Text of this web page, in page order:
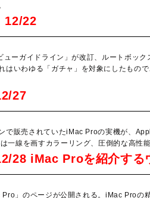
12/22
ューガイドライン」が改訂、ルートボッ
はいわゆる「ガチャ」を対象にしたもの
27
で販売されていたiMac Proの実機が、
一線を画すカラーリング、圧倒的な高性
28 iMac Proを紹介する
Pro」のページが公開される。iMac Pro